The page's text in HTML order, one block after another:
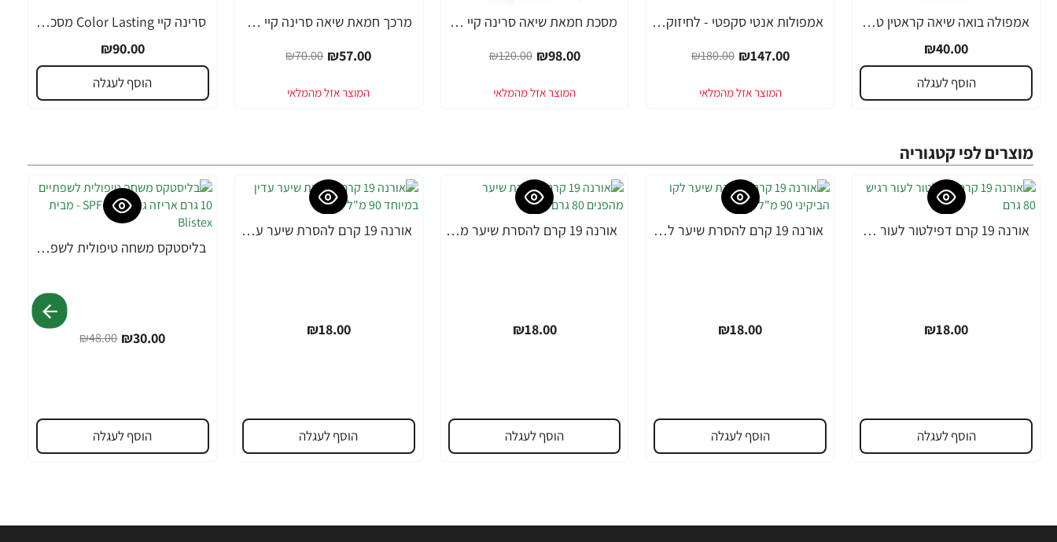
אמפולה בואה שיאה קראטין טבעי סרינה קיי 12 מ"ל - מבית Saryna Key
₪40.00
הוסף לעגלה
-18%
אמפולות אנטי סקפטי - לחיזוק שורשי השיער סרינה קיי נגד נשירה Unique Pro - מבית Saryna Key
₪147.00
₪180.00
-18%
מסכת חמאת שיאה סרינה קיי שיער דק, יבש, דליל וחלש Volume Lift - מבית Saryna Key
₪98.00
₪120.00
-19%
מרכך חמאת שיאה סרינה קיי שיער דק, יבש, דליל וחלש Volume Lift - מבית Saryna Key
₪57.00
₪70.00
סרינה קיי Color Lasting מסכת חמאת שיאה לשיער צבוע ומובהר 300 מ"ל - מבית Saryna Key
₪90.00
הוסף לעגלה
מוצרים לפי קטגוריה
אורנה 19 קרם דפילטור לעור רגיש 80 גרם
₪18.00
הוסף לעגלה
אורנה 19 קרם להסרת שיער לקו הביקיני 90 מ"ל
₪18.00
הוסף לעגלה
אורנה 19 קרם להסרת שיער מהפנים 80 גרם
₪18.00
הוסף לעגלה
אורנה 19 קרם להסרת שיער עדין במיוחד 90 מ"ל
₪18.00
הוסף לעגלה
-38% בליסטקס משחה טיפולית לשפתיים 10 גרם אריזה גדולה SPF 10 - מבית Blistex
₪30.00
₪48.00
הוסף לעגלה